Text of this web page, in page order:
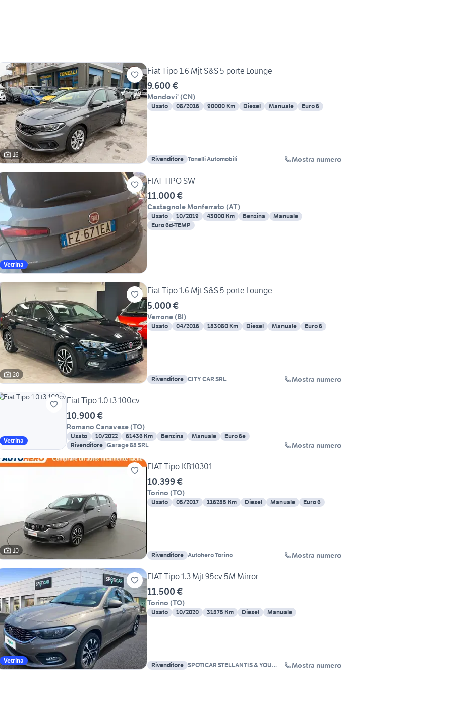
16
Fiat Tipo 1.6 Mjt S&S 5 porte Lounge
9.600 €
Mondovi' (CN)
Usato 08/2016 90000 Km Diesel Manuale Euro 6
Rivenditore Tonelli Automobili Mostra numero
Vetrina
FIAT TIPO SW
11.000 €
Castagnole Monferrato (AT)
Usato 10/2019 43000 Km Benzina
Manuale
Euro 6d-TEMP
20
Fiat Tipo 1.6 Mjt S&S 5 porte Lounge
5.000 €
Verrone (BI)
Usato 04/2016 183080 Km Diesel Manuale Euro 6
Rivenditore CITY CAR SRL Mostra numero
Vetrina
Fiat Tipo 1.0 t3 100cv
10.900 €
Romano Canavese (TO)
Usato 10/2022 61436 Km Benzina Manuale
Euro 6e
Rivenditore Garage 88 SRL Mostra numero
10
FIAT Tipo KB10301
10.399 €
Torino (TO)
Usato 05/2017 116285 Km Diesel Manuale Euro 6
Rivenditore Autohero Torino Mostra numero
Vetrina
FIAT Tipo 1.3 Mjt 95cv 5M Mirror
11.500 €
Torino (TO)
Usato 10/2020 31575 Km Diesel Manuale
Rivenditore SPOTICAR STELLANTIS & YOU
Mostra numero